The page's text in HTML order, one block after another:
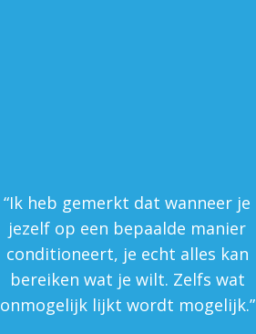
“Ik heb gemerkt dat wanneer je
jezelf op een bepaalde manier
conditioneert, je echt alles kan
bereiken wat je wilt. Zelfs wat
onmogelijk lijkt wordt mogelijk.”